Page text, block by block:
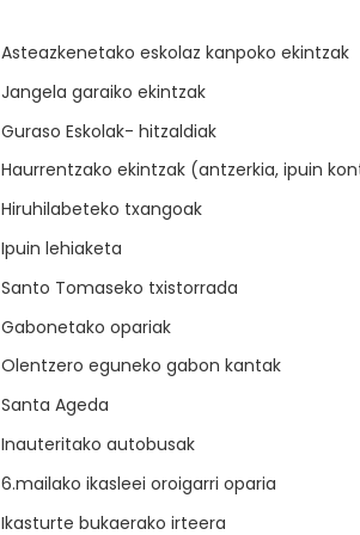
Asteazkenetako eskolaz kanpoko ekintzak
Jangela garaiko ekintzak
Guraso Eskolak- hitzaldiak
Haurrentzako ekintzak (antzerkia, ipuin
Hiruhilabeteko txangoak
Ipuin lehiaketa
Santo Tomaseko txistorrada
Gabonetako opariak
Olentzero eguneko gabon kantak
Santa Ageda
Inauteritako autobusak
6.mailako ikasleei oroigarri oparia
Ikasturte bukaerako irteera